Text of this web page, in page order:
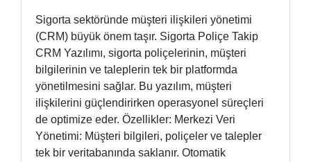
Sigorta sektöründe müşteri ilişkileri yönetimi
(CRM) büyük önem taşır. Sigorta Poliçe Takip
CRM Yazılımı, sigorta poliçelerinin, müşteri
bilgilerinin ve taleplerin tek bir platformda
yönetilmesini sağlar. Bu yazılım, müşteri
ilişkilerini güçlendirirken operasyonel süreçleri
de optimize eder. Özellikler: Merkezi Veri
Yönetimi: Müşteri bilgileri, poliçeler ve talepler
tek bir veritabanında saklanır. Otomatik